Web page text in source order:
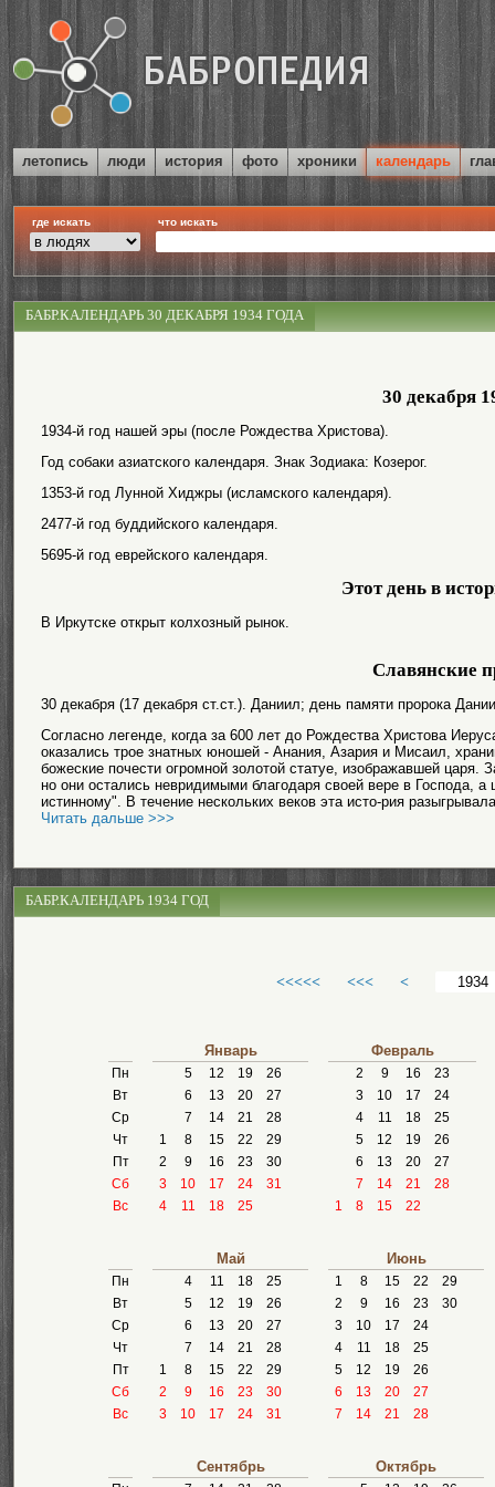
летопись люди история фото хроники календарь
где искать что искать
БАБР.КАЛЕНДАРЬ 30 ДЕКАБРЯ 1934 ГОДА
30 декабря
1934-й год нашей эры (после Рождества Христова).
Год собаки азиатского календаря. Знак Зодиака: Козерог.
1353-й год Лунной Хиджры (исламского календаря).
2477-й год буддийского календаря.
5695-й год еврейского календаря.
Этот день в
В Иркутске открыт колхозный рынок.
Славянские
30 декабря (17 декабря ст.ст.). Даниил; день памяти пророка
Согласно легенде, когда за 600 лет до Рождества Христова
оказались трое знатных юношей - Анания, Азария и Мисаил,
божеские почести огромной золотой статуе, изображавшей
но они остались невридимыми благодаря своей вере в Господа, а
истинному". В течение нескольких веков эта исто-рия
Читать дальше >>>
БАБР.КАЛЕНДАРЬ 1934 ГОД
<<<<< <<< <
Пн
Вт
Ср
Чт
Пт
Сб
Вс
Январь
5 12 19
26
6
13 20
27
7
14 21
28
1
8 15 22
29
2
9 16 23
30
3
10 17 24
31
4
11 18 25
Февраль
2 9 16
23
3
10 17
24
4
11 18
25
5
12 19
26
6
13 20
27
7
14 21
28
1
8 15 22
Пн
Вт
Ср
Чт
Пт
Сб
Вс
Май
4 11 18
25
5
12 19
26
6
13 20
27
7
14 21
28
1
8 15 22
29
2
9 16 23
30
3
10 17 24 31
Июнь
1 8 15 22
29
2
9 16 23
30
3
10 17
24
4
11 18
25
5
12 19
26
6
13 20
27
7
14 21 28
Сентябрь Октябрь